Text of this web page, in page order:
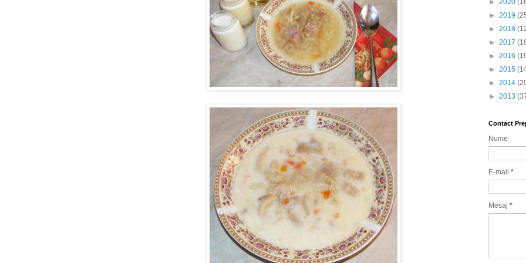
► 2020
► 2019
► 2018
► 2017
► 2016
► 2015
► 2014
► 2013
Contact
Nume
E-mail *
Mesaj *